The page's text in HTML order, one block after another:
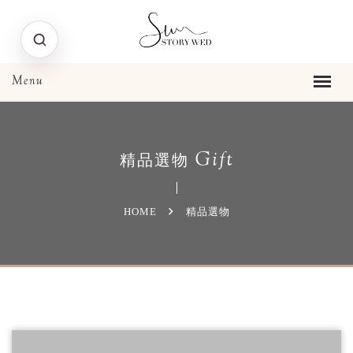
精品選物 Gift
HOME 精品選物